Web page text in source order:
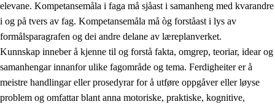
2.3 Grunnleggjande ferdigheiter
2.4 Å lære å lære
Tverrfaglege tema
elevane. Kompetansemåla i faga må sjåast i samanheng med kvarandre
i og på tvers av fag. Kompetansemåla må òg forståast i lys av
formålsparagrafen og dei andre delane av læreplanverket.
Kunnskap inneber å kjenne til og forstå fakta, omgrep, teoriar, idear og
samanhengar innanfor ulike fagområde og tema. Ferdigheiter er å
meistre handlingar eller prosedyrar for å utføre oppgåver eller løyse
problem og omfattar blant anna motoriske, praktiske, kognitive,